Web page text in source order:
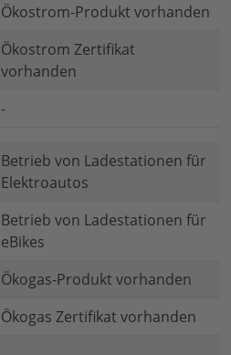
Ökostrom-Produkt vorhanden
Ökostrom Zertifikat
vorhanden
-
Betrieb von Ladestationen für
Elektroautos
Betrieb von Ladestationen für
eBikes
Ökogas-Produkt vorhanden
Ökogas Zertifikat vorhanden